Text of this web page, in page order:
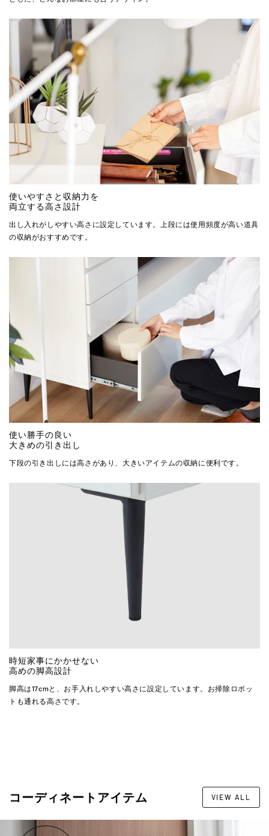
使いやすさと収納力を
両立する高さ設計
出し入れがしやすい高さに設定しています。上段には使用頻度が高い道具
の収納がおすすめです。
使い勝手の良い
大きめの引き出し
下段の引き出しには高さがあり、大きいアイテムの収納に便利です。
時短家事にかかせない
高めの脚高設計
脚高は17cmと、お手入れしやすい高さに設定しています。お掃除ロボッ
トも通れる高さです。
コーディネートアイテム VIEW ALL